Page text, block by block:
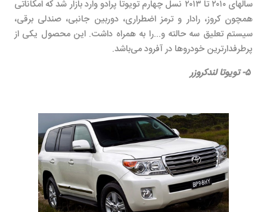
سالهای ۲۰۱۰ تا ۲۰۱۳ نسل چهارم تویوتا پرادو وارد بازار شد که امکاناتی
همچون کروز، رادار و ترمز اضطراری، دوربین جانبی، صندلی برقی،
سیستم تعلیق سه حالته و...را به همراه داشت. این محصول یکی از
پرطرفدارترین خودروها در آفرودمی‌باشد.
۵- تویوتا لندکروزر